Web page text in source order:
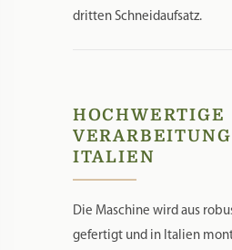
dritten Schneidaufsatz.
HOCHWERTIGE
VERARBEITUNG
ITALIEN
Die Maschine wird aus
gefertigt und in Italien